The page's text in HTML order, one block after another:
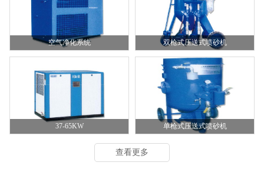
空气净化系统 双枪式压送式喷砂机
37-65KW 单枪式压送式喷砂机
查看更多